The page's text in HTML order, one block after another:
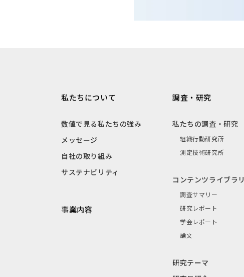
私たちについて
数値で見る私たちの強み
メッセージ
自社の取り組み
サステナビリティ
事業内容
調査・研究
私たちの調査・研究
組織行動研究所
測定技術研究所
コンテンツライブラリ
調査サマリー
研究レポート
学会レポート
論文
研究テーマ